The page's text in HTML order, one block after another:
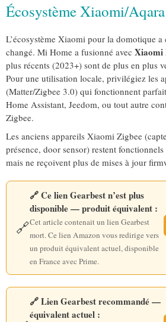
Écosystème Xiaomi/
L’écosystème Xiaomi pour la domotique a
changé. Mi Home a fusionné avec Xiaomi
plus récents (2023+) sont de plus en plus
Pour une utilisation locale, privilégiez les
(Matter/Zigbee 3.0) qui fonctionnent
Home Assistant, Jeedom, ou tout autre
Zigbee.
Les anciens appareils Xiaomi Zigbee
présence, door sensor) restent
mais ne reçoivent plus de mises à jour
🔗
🔗 Ce lien Gearbest n’est plus
disponible — produit équivalent :
Cet article contenait un lien Gearbest
mort. Ce lien Amazon vous redirige vers
un produit équivalent actuel, disponible
en France avec Prime.
🔗 Lien Gearbest recommandé —
équivalent actuel :